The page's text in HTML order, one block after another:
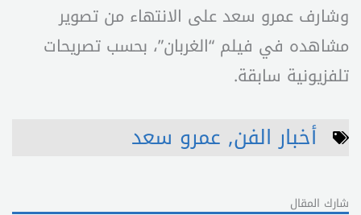
وشارف عمرو سعد على الانتهاء من تصوير
مشاهده في فيلم “الغربان”، بحسب تصريحات
تلفزيونية سابقة.
أخبار الفن, عمرو سعد
شارك المقال